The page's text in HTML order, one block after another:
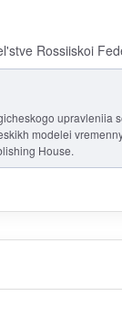
Rossiiskoi
upravleniia
modelei
House.